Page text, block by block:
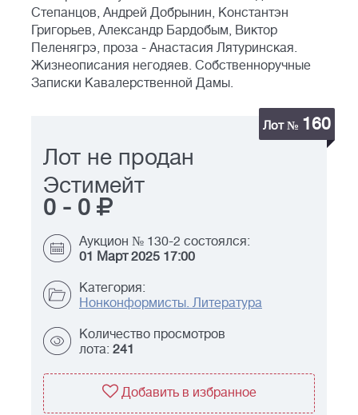
Степанцов, Андрей Добрынин, Константэн
Григорьев, Александр Бардобым, Виктор
Пеленягрэ, проза - Анастасия Лятуринская.
Жизнеописания негодяев. Собственноручные
Записки Кавалерственной Дамы.
Лот № 160
Лот не продан
Эстимейт
0 - 0
Аукцион № 130-2 состоялся:
01 Март 2025 17:00
Категория:
Нонконформисты. Литература
Количество просмотров
лота: 241
Добавить в избранное